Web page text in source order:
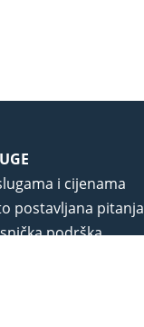
i cijenama
postavljana pitanja
podrška